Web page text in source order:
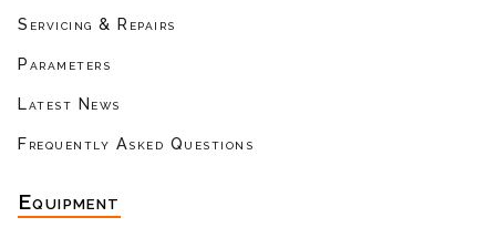
Servicing & Repairs
Parameters
Latest News
Frequently Asked Questions
Equipment